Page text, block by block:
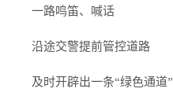
一路鸣笛、喊话
沿途交警提前管控道路
及时开辟出一条“绿色通道”